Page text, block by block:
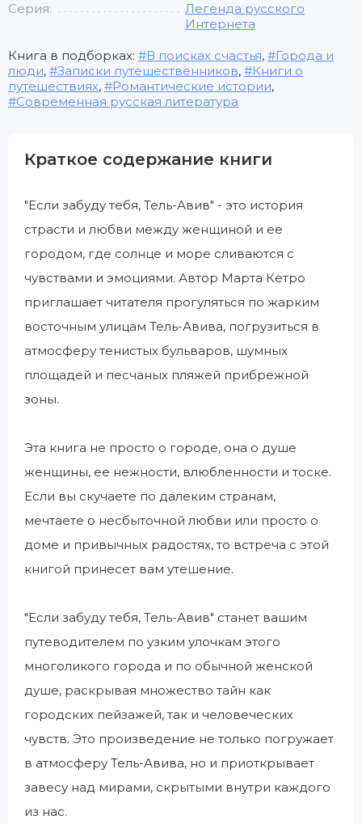
Серия:
Легенда русского
Интернета
Книга в подборках: В поисках счастья,
Города и
люди, Записки путешественников,
Книги о
путешествиях, Романтические истории,
Современная русская литература
Краткое содержание книги
"Если забуду тебя, Тель-Авив" - это история
страсти и любви между женщиной и ее
городом, где солнце и море сливаются с
чувствами и эмоциями. Автор Марта Кетро
приглашает читателя прогуляться по жарким
восточным улицам Тель-Авива, погрузиться в
атмосферу тенистых бульваров, шумных
площадей и песчаных пляжей прибрежной
зоны.
Эта книга не просто о городе, она о душе
женщины, ее нежности, влюбленности и тоске.
Если вы скучаете по далеким странам,
мечтаете о несбыточной любви или просто о
доме и привычных радостях, то встреча с этой
книгой принесет вам утешение.
"Если забуду тебя, Тель-Авив" станет вашим
путеводителем по узким улочкам этого
многоликого города и по обычной женской
душе, раскрывая множество тайн как
городских пейзажей, так и человеческих
чувств. Это произведение не только погружает
в атмосферу Тель-Авива, но и приоткрывает
завесу над мирами, скрытыми внутри каждого
из нас.